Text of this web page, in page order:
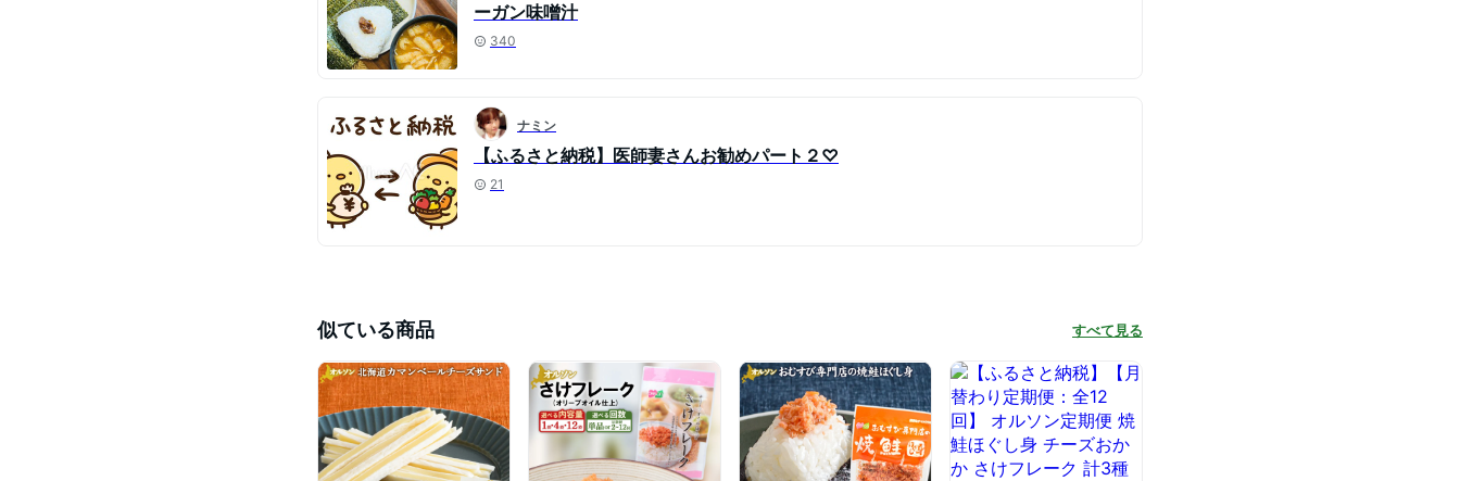
ーガン味噌汁
340
ナミン
【ふるさと納税】医師妻さんお勧めパート２♡
21
似ている商品 すべて見る